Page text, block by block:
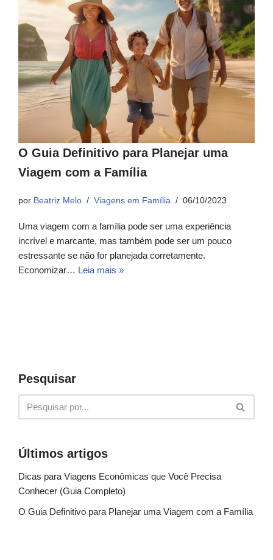
O Guia Definitivo para Planejar uma
Viagem com a Família
por Beatriz Melo Viagens em Família 06/10/2023
Uma viagem com a família pode ser uma experiência
incrível e marcante, mas também pode ser um pouco
estressante se não for planejada corretamente.
Economizar… Leia mais »
Pesquisar
Últimos artigos
Dicas para Viagens Econômicas que Você Precisa
Conhecer (Guia Completo)
O Guia Definitivo para Planejar uma Viagem com a Família